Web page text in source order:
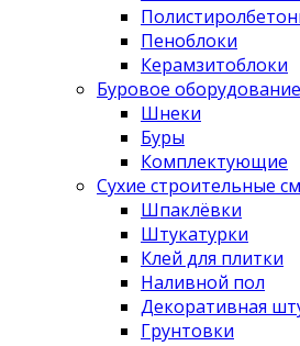
Пеноблоки
Керамзитоблоки
Буровое оборудование
Шнеки
Буры
Комплектующие
Сухие строительные
Шпаклёвки
Штукатурки
Клей для плитки
Наливной пол
Декоративная
Грунтовки